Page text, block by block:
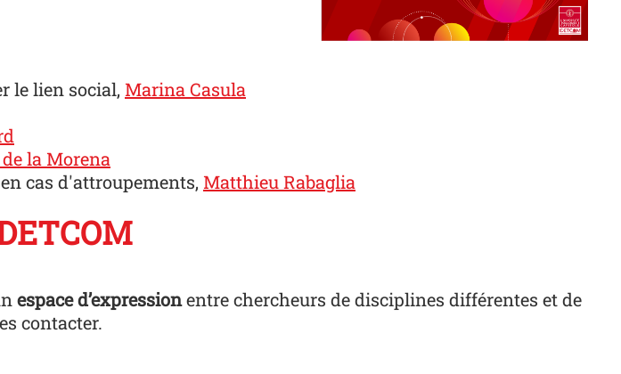
le lien social, Marina Casula
la Morena
cas d'attroupements, Matthieu Rabaglia
espace d’expressionentre chercheurs de disciplines différentes et de
contacter.